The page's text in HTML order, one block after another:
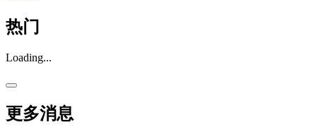
热门
Loading...
更多消息